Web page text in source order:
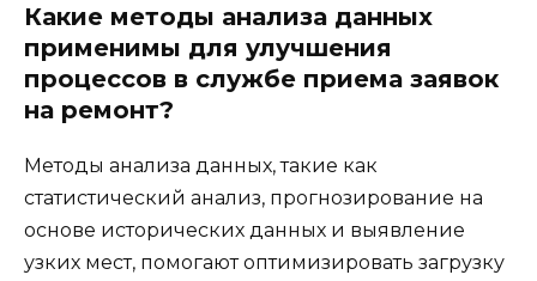
Какие методы анализа данных
применимы для улучшения
процессов в службе приема заявок
на ремонт?
Методы анализа данных, такие как
статистический анализ, прогнозирование на
основе исторических данных и выявление
узких мест, помогают оптимизировать загрузку